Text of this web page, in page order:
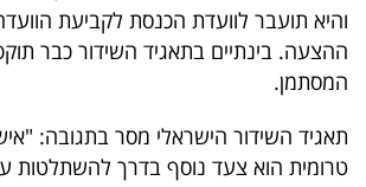
אחרינו:
והיא תועבר לוועדת הכנסת לקביעת
ההצעה. בינתיים בתאגיד השידור כבר
המסתמן.
תאגיד השידור הישראלי מסר בתגובה:
טרומית הוא צעד נוסף בדרך להשתלטות